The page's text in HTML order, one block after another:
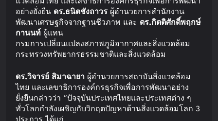
อย่างยั่งยืน ดร.ธนิตชังถาวร ผู้อำนวยการสำนักงาน
พัฒนาเศรษฐกิจจากฐานชีวภาพ และ ดร.กิตติศักดิ์พฤกษ์
กานนท์ ผู้แทน
กรมการเปลี่ยนแปลงสภาพภูมิอากาศและสิ่งแวดล้อม
กระทรวงทรัพยากรธรรมชาติและสิ่งแวดล้อม
ดร.วิจารย์ สิมาฉายา ผู้อำนวยการสถาบันสิ่งแวดล้อม
ไทย และเลขาธิการองค์กรธุรกิจเพื่อการพัฒนาอย่าง
ยั่งยืนกล่าวว่า “ปัจจุบันประเทศไทยและประเทศต่าง ๆ
ทั่วโลกกำลังเผชิญกับวิกฤตปัญหาด้านสิ่งแวดล้อมโลก 3